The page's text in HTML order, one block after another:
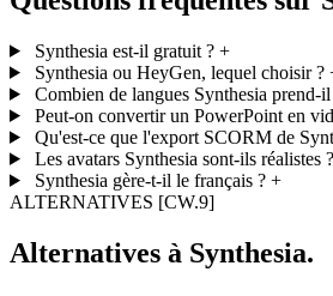
Synthesia est-il gratuit ? +
Synthesia ou HeyGen, lequel choisir ?
Combien de langues Synthesia prend-
Peut-on convertir un PowerPoint en
Qu'est-ce que l'export SCORM de
Les avatars Synthesia sont-ils réalistes ?
Synthesia gère-t-il le français ? +
ALTERNATIVES [CW.9]
Alternatives à Synthesia.